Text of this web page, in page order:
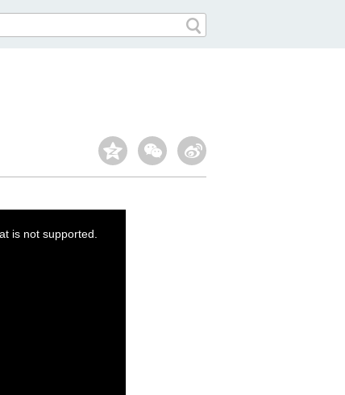
is not supported.